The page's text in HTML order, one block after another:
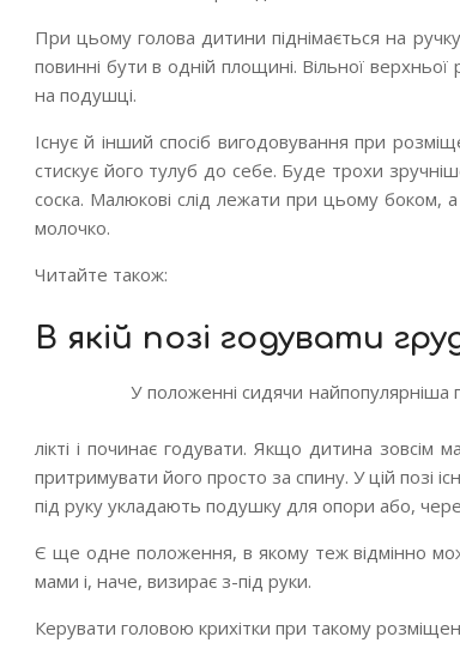
При цьому голова дитини піднімається на
повинні бути в одній площині. Вільної
на подушці.
Існує й інший спосіб вигодовування при
стискує його тулуб до себе. Буде трохи
соска. Малюкові слід лежати при цьому боком,
молочко.
Читайте також:
В якій позі годувати
У положенні сидячи найпопулярніша
лікті і починає годувати. Якщо дитина
притримувати його просто за спину. У цій позі
під руку укладають подушку для опори або,
Є ще одне положення, в якому теж відмінно
мами і, наче, визирає з-під руки.
Керувати головою крихітки при такому